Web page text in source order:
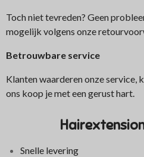
Toch niet tevreden? Geen
mogelijk volgens onze
Betrouwbare service
Klanten waarderen onze service,
ons koop je met een gerust hart.
Snelle levering